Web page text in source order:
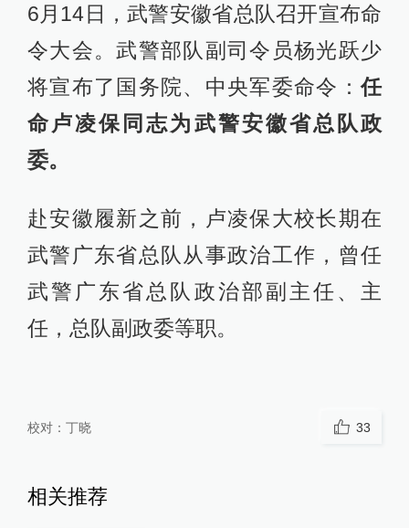
6月14日，武警安徽省总队召开宣布命
令大会。武警部队副司令员杨光跃少
将宣布了国务院、中央军委命令：任
命卢凌保同志为武警安徽省总队政
委。
赴安徽履新之前，卢凌保大校长期在
武警广东省总队从事政治工作，曾任
武警广东省总队政治部副主任、主
任，总队副政委等职。
校对： 丁晓 33
相关推荐